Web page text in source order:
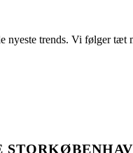
nyeste trends. Vi følger